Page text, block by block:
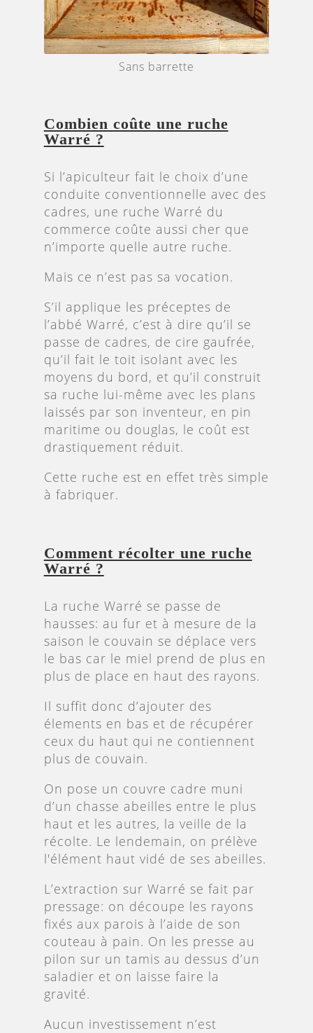
Sans barrette
Combien coûte une ruche
Warré ?
Si l’apiculteur fait le choix d’une
conduite conventionnelle avec des
cadres, une ruche Warré du
commerce coûte aussi cher que
n’importe quelle autre ruche.
Mais ce n’est pas sa vocation.
S’il applique les préceptes de
l’abbé Warré, c’est à dire qu’il se
passe de cadres, de cire gaufrée,
qu’il fait le toit isolant avec les
moyens du bord, et qu’il construit
sa ruche lui-même avec les plans
laissés par son inventeur, en pin
maritime ou douglas, le coût est
drastiquement réduit.
Cette ruche est en effet très simple
à fabriquer.
Comment récolter une ruche
Warré ?
La ruche Warré se passe de
hausses: au fur et à mesure de la
saison le couvain se déplace vers
le bas car le miel prend de plus en
plus de place en haut des rayons.
Il suffit donc d’ajouter des
élements en bas et de récupérer
ceux du haut qui ne contiennent
plus de couvain.
On pose un couvre cadre muni
d’un chasse abeilles entre le plus
haut et les autres, la veille de la
récolte. Le lendemain, on prélève
l'élément haut vidé de ses abeilles.
L’extraction sur Warré se fait par
pressage: on découpe les rayons
fixés aux parois à l’aide de son
couteau à pain. On les presse au
pilon sur un tamis au dessus d’un
saladier et on laisse faire la
gravité.
Aucun investissement n’est